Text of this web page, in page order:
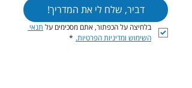
דביר, שלח לי את המדריך!
בלחיצה על הכפתור, אתם מסכימים על
השימוש ומדיניות הפרטיות. *